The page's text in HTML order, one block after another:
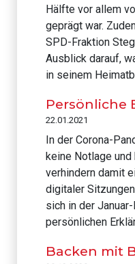
Hälfte vor allem
geprägt war.
SPD-Fraktion
Ausblick darauf,
in seinem
Persönliche
22.01.2021
In der Corona-
keine Notlage
verhindern damit
digitaler
sich in der
persönlichen
Backen mit